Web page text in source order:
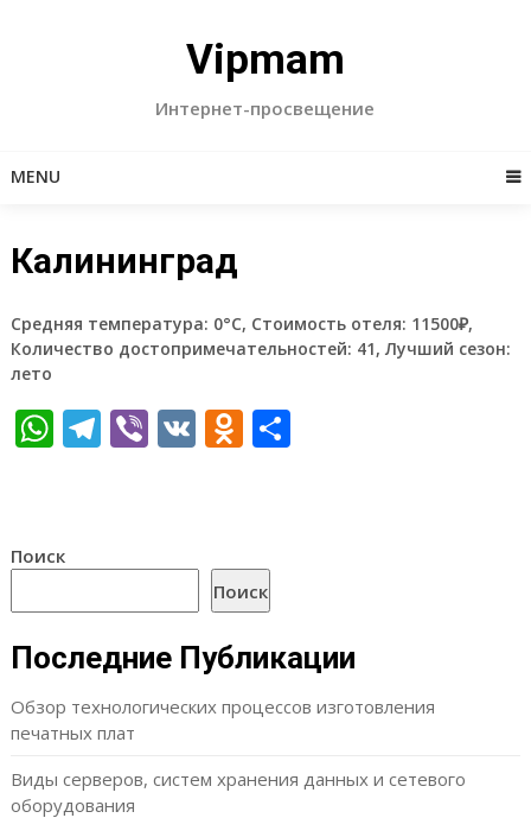
Vipmam
Интернет-просвещение
MENU
Калининград
Средняя температура: 0°C, Стоимость отеля: 11500₽,
Количество достопримечательностей: 41, Лучший сезон:
лето
WhatsApp
Telegram
Viber
VKOdnoklassniki
Отправить
Поиск
Поиск
Последние Публикации
Обзор технологических процессов изготовления
печатных плат
Виды серверов, систем хранения данных и сетевого
оборудования